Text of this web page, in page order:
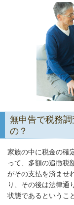
無申告で税務
の？
家族の中に税金の確
って、多額の追徴税
がその支払を済ませ
り、その後は法律通
状態であるというこ